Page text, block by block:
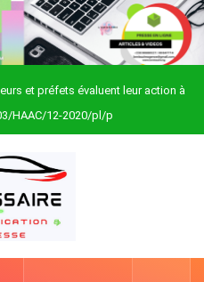
et préfets évaluent leur action à
Blitta
HAAC/12-2020/pl/p